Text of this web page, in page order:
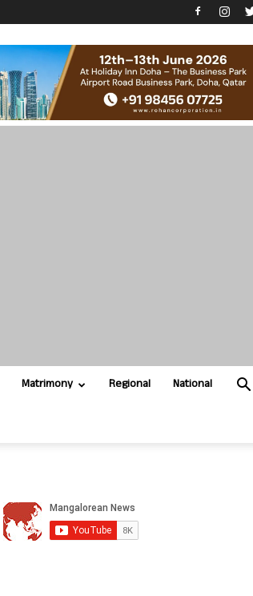
Matrimony Regional National